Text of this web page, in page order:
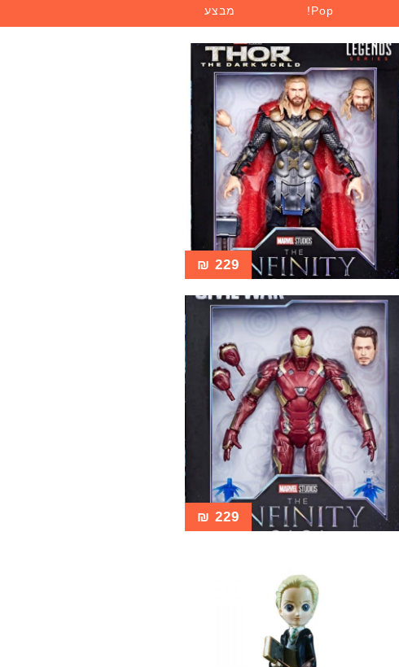
Pop! מבצע
229
₪
229
₪